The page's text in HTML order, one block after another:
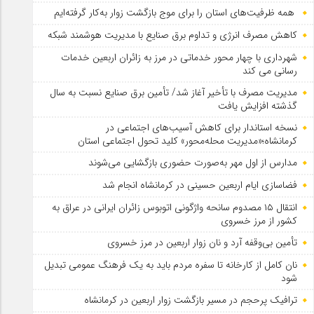
همه ظرفیت‌های استان را برای موج بازگشت زوار به‌کار گرفته‌ایم
کاهش مصرف انرژی و تداوم برق صنایع با مدیریت هوشمند شبکه
شهرداری با چهار محور خدماتی در مرز به زائران اربعین خدمات
رسانی می کند
مدیریت مصرف با تأخیر آغاز شد/ تأمین برق صنایع نسبت به سال
گذشته افزایش یافت
نسخه استاندار برای کاهش آسیب‌های اجتماعی در
کرمانشاه؛«مدیریت محله‌محور» کلید تحول اجتماعی استان
مدارس از اول مهر به‌صورت حضوری بازگشایی می‌شوند
فضاسازی ایام اربعین حسینی در کرمانشاه انجام شد
انتقال ۱۵ مصدوم سانحه واژگونی اتوبوس زائران ایرانی در عراق به
کشور از مرز خسروی
تأمین بی‌وقفه آرد و نان زوار اربعین در مرز خسروی
نان کامل از کارخانه تا سفره مردم باید به یک فرهنگ عمومی تبدیل
شود
ترافیک پرحجم در مسیر بازگشت زوار اربعین در کرمانشاه